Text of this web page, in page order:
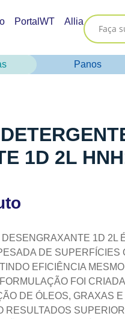
PortalWT Allia
Panos
1D 2L
1D 2L
DE SUPERFÍCIES
EFICIÊNCIA
FOI
DE ÓLEOS, GRAXAS
RESULTADOS